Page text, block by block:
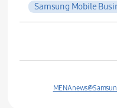
Samsung Mobile